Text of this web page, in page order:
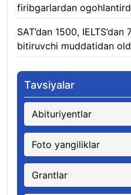
firibgarlardan
SAT’dan 1500,
bitiruvchi muddatidan
Tavsiyalar
Abituriyentlar
Foto yangiliklar
Grantlar